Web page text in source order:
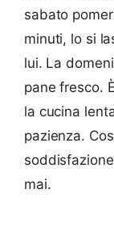
sabato
minuti, lo si
lui. La
pane fresco.
la cucina
pazienza.
mai.